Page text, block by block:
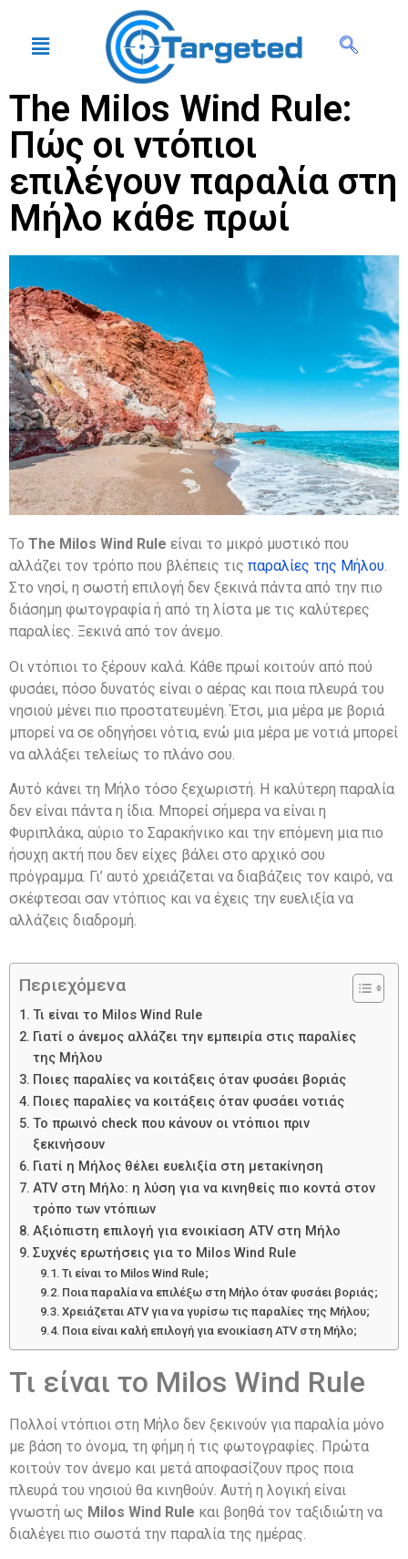
The Milos Wind Rule:
Πώς οι ντόπιοι
επιλέγουν παραλία στη
Μήλο κάθε πρωί
Το The Milos Wind Rule είναι το μικρό μυστικό που
αλλάζει τον τρόπο που βλέπεις τις παραλίες της Μήλου.
Στο νησί, η σωστή επιλογή δεν ξεκινά πάντα από την πιο
διάσημη φωτογραφία ή από τη λίστα με τις καλύτερες
παραλίες. Ξεκινά από τον άνεμο.
Οι ντόπιοι το ξέρουν καλά. Κάθε πρωί κοιτούν από πού
φυσάει, πόσο δυνατός είναι ο αέρας και ποια πλευρά του
νησιού μένει πιο προστατευμένη. Έτσι, μια μέρα με βοριά
μπορεί να σε οδηγήσει νότια, ενώ μια μέρα με νοτιά μπορεί
να αλλάξει τελείως το πλάνο σου.
Αυτό κάνει τη Μήλο τόσο ξεχωριστή. Η καλύτερη παραλία
δεν είναι πάντα η ίδια. Μπορεί σήμερα να είναι η
Φυριπλάκα, αύριο το Σαρακήνικο και την επόμενη μια πιο
ήσυχη ακτή που δεν είχες βάλει στο αρχικό σου
πρόγραμμα. Γι’ αυτό χρειάζεται να διαβάζεις τον καιρό, να
σκέφτεσαι σαν ντόπιος και να έχεις την ευελιξία να
αλλάζεις διαδρομή.
Περιεχόμενα
Τι είναι το Milos Wind Rule
Γιατί ο άνεμος αλλάζει την εμπειρία στις παραλίες
της Μήλου
Ποιες παραλίες να κοιτάξεις όταν φυσάει βοριάς
Ποιες παραλίες να κοιτάξεις όταν φυσάει νοτιάς
Το πρωινό check που κάνουν οι ντόπιοι πριν
ξεκινήσουν
Γιατί η Μήλος θέλει ευελιξία στη μετακίνηση
ATV στη Μήλο: η λύση για να κινηθείς πιο κοντά στον
τρόπο των ντόπιων
Αξιόπιστη επιλογή για ενοικίαση ATV στη Μήλο
Συχνές ερωτήσεις για το Milos Wind Rule
Τι είναι το Milos Wind Rule;
Ποια παραλία να επιλέξω στη Μήλο όταν φυσάει βοριάς;
Χρειάζεται ATV για να γυρίσω τις παραλίες της Μήλου;
Ποια είναι καλή επιλογή για ενοικίαση ATV στη Μήλο;
Τι είναι το Milos Wind Rule
Πολλοί ντόπιοι στη Μήλο δεν ξεκινούν για παραλία μόνο
με βάση το όνομα, τη φήμη ή τις φωτογραφίες. Πρώτα
κοιτούν τον άνεμο και μετά αποφασίζουν προς ποια
πλευρά του νησιού θα κινηθούν. Αυτή η λογική είναι
γνωστή ως Milos Wind Rule και βοηθά τον ταξιδιώτη να
διαλέγει πιο σωστά την παραλία της ημέρας.